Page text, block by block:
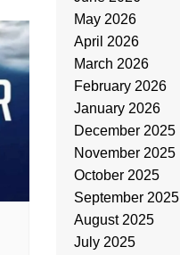
May 2026
April 2026
March 2026
February 2026
January 2026
December 2025
November 2025
October 2025
September 2025
August 2025
July 2025